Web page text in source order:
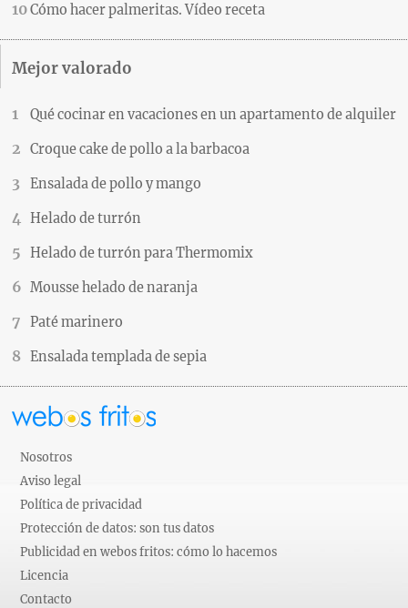
Cómo hacer palmeritas. Vídeo receta
Mejor valorado
Qué cocinar en vacaciones en un apartamento de alquiler
Croque cake de pollo a la barbacoa
Ensalada de pollo y mango
Helado de turrón
Helado de turrón para Thermomix
Mousse helado de naranja
Paté marinero
Ensalada templada de sepia
Nosotros
Aviso legal
Política de privacidad
Protección de datos: son tus datos
Publicidad en webos fritos: cómo lo hacemos
Licencia
Contacto